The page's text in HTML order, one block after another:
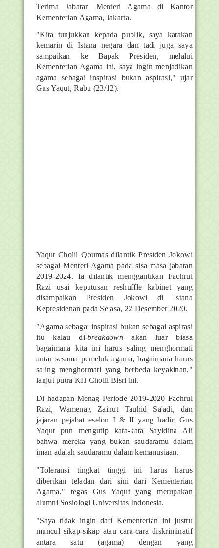
Terima Jabatan Menteri Agama di Kantor
Kementerian Agama, Jakarta.
"Kita tunjukkan kepada publik, saya katakan
kemarin di Istana negara dan tadi juga saya
sampaikan ke Bapak Presiden, melalui
Kementerian Agama ini, saya ingin menjadikan
agama sebagai inspirasi bukan aspirasi," ujar
Gus Yaqut, Rabu (23/12).
Yaqut Cholil Qoumas dilantik Presiden Jokowi
sebagai Menteri Agama pada sisa masa jabatan
2019-2024. Ia dilantik menggantikan Fachrul
Razi usai keputusan reshuffle kabinet yang
disampaikan Presiden Jokowi di Istana
Kepresidenan pada Selasa, 22 Desember 2020.
"Agama sebagai inspirasi bukan sebagai aspirasi
itu kalau di-breakdownakan luar biasa
bagaimana kita ini harus saling menghormati
antar sesama pemeluk agama, bagaimana harus
saling menghormati yang berbeda keyakinan,"
lanjut putra KH Cholil Bisri ini.
Di hadapan Menag Periode 2019-2020 Fachrul
Razi, Wamenag Zainut Tauhid Sa'adi, dan
jajaran pejabat eselon I & II yang hadir, Gus
Yaqut pun mengutip kata-kata Sayidina Ali
bahwa mereka yang bukan saudaramu dalam
iman adalah saudaramu dalam kemanusiaan.
"Toleransi tingkat tinggi ini harus harus
diberikan teladan dari sini dari Kementerian
Agama," tegas Gus Yaqut yang merupakan
alumni Sosiologi Universitas Indonesia.
"Saya tidak ingin dari Kementerian ini justru
muncul sikap-sikap atau cara-cara diskriminatif
antara satu (agama) dengan yang